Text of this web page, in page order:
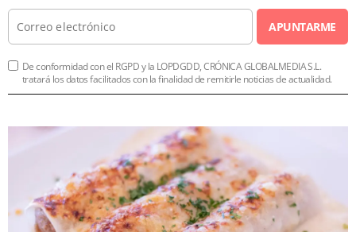
APUNTARME
De conformidad con el RGPD y la LOPDGDD, CRÓNICA GLOBALMEDIA S.L.
tratará los datos facilitados con la finalidad de remitirle noticias de actualidad.